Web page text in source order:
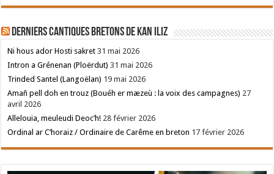
Derniers cantiques bretons de Kan Iliz
Ni hous ador Hosti sakret 31 mai 2026
Intron a Grénenan (Ploërdut) 31 mai 2026
Trinded Santel (Langoëlan) 19 mai 2026
Amañ pell doh en trouz (Bouéh er mæzeù : la voix des campagnes) 27
avril 2026
Allelouia, meuleudi Deoc’h! 28 février 2026
Ordinal ar C’horaiz / Ordinaire de Carême en breton 17 février 2026